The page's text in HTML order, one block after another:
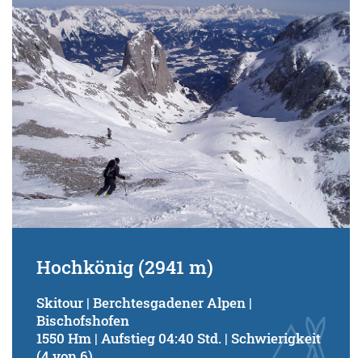
Hochkönig (2941 m)
Skitour | Berchtesgadener Alpen |
Bischofshofen
1550 Hm | Aufstieg 04:40 Std. | Schwierigkeit